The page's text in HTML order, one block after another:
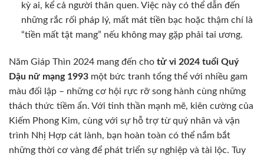
kỳ ai, kể cả người thân quen. Việc này có thể dẫn đến
những rắc rối pháp lý, mất mát tiền bạc hoặc thậm chí là
“tiền mất tật mang” nếu không may gặp phải tai ương.
Năm Giáp Thìn 2024 mang đến cho tử vi 2024 tuổi Quý
Dậu nữ mạng 1993 một bức tranh tổng thể với nhiều gam
màu đối lập – những cơ hội rực rỡ song hành cùng những
thách thức tiềm ẩn. Với tinh thần mạnh mẽ, kiên cường của
Kiếm Phong Kim, cùng với sự hỗ trợ từ quý nhân và vận
trình Nhị Hợp cát lành, bạn hoàn toàn có thể nắm bắt
những thời cơ vàng để phát triển sự nghiệp và tài lộc. Tuy